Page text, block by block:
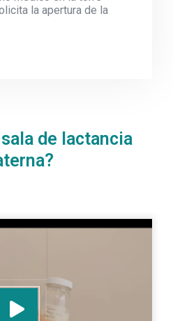
la apertura de la
de lactancia